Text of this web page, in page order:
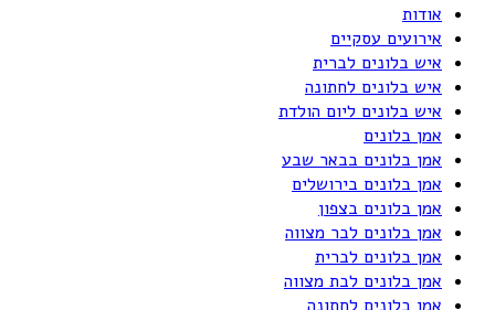
אודות
אירועים עסקיים
איש בלונים לברית
איש בלונים לחתונה
איש בלונים ליום הולדת
אמן בלונים
אמן בלונים בבאר שבע
אמן בלונים בירושלים
אמן בלונים בצפון
אמן בלונים לבר מצווה
אמן בלונים לברית
אמן בלונים לבת מצווה